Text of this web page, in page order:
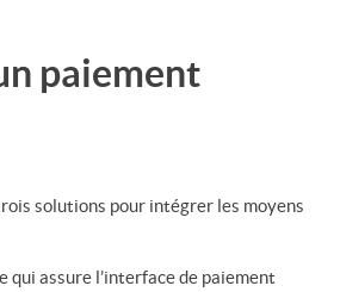
paiement
solutions pour intégrer les moyens
qui assure l’interface de paiement